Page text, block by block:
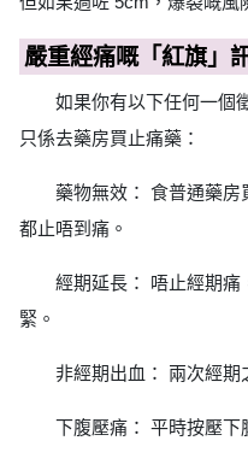
嚴重經痛嘅「紅旗」
如果你有以下任何一個
只係去藥房買止痛藥：
藥物無效： 食普通藥房
都止唔到痛。
經期延長： 唔止經期
緊。
非經期出血： 兩次經期
下腹壓痛： 平時按壓下